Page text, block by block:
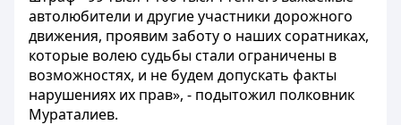
автолюбители и другие участники дорожного
движения, проявим заботу о наших соратниках,
которые волею судьбы стали ограничены в
возможностях, и не будем допускать факты
нарушениях их прав», - подытожил полковник
Мураталиев.